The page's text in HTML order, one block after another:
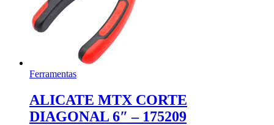
Ferramentas
ALICATE MTX CORTE
DIAGONAL 6″ – 175209